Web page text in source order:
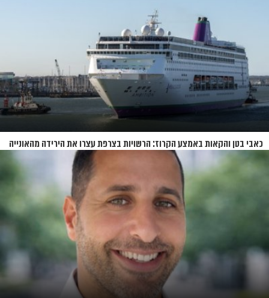
כאבי בטן והקאות באמצע הקרוז: הרשויות בצרפת עצרו את הירידה מהאונייה